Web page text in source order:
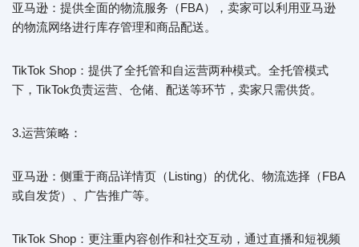
亚马逊：提供全面的物流服务（FBA），卖家可以利用亚马逊
的物流网络进行库存管理和商品配送。
TikTok Shop：提供了全托管和自运营两种模式。全托管模式
下，TikTok负责运营、仓储、配送等环节，卖家只需供货。
3.运营策略：
亚马逊：侧重于商品详情页（Listing）的优化、物流选择（FBA
或自发货）、广告推广等。
TikTok Shop：更注重内容创作和社交互动，通过直播和短视频